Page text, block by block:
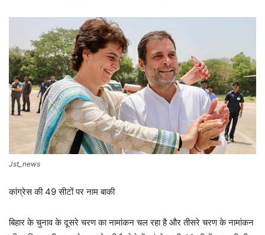
Jst_news
कांग्रेस की 49 सीटों पर नाम बाकी
बिहार के चुनाव के दूसरे चरण का नामांकन चल रहा है और तीसरे चरण के नामांकन